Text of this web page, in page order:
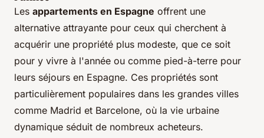
Les appartements en Espagne offrent une
alternative attrayante pour ceux qui cherchent à
acquérir une propriété plus modeste, que ce soit
pour y vivre à l'année ou comme pied-à-terre pour
leurs séjours en Espagne. Ces propriétés sont
particulièrement populaires dans les grandes villes
comme Madrid et Barcelone, où la vie urbaine
dynamique séduit de nombreux acheteurs.